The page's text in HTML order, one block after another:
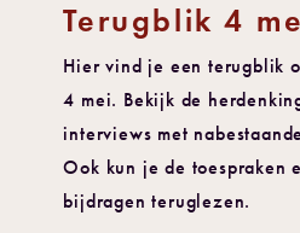
Terugblik 4
Hier vind je een terugblik
4 mei. Bekijk de
interviews met
Ook kun je de toespraken
bijdragen teruglezen.